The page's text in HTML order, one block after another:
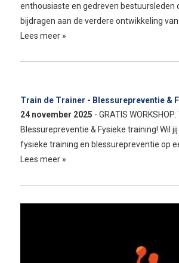
enthousiaste en gedreven bestuursleden
bijdragen aan de verdere ontwikkeling van
Lees meer »
Train de Trainer - Blessurepreventie &
24 november 2025 - GRATIS
Blessurepreventie & Fysieke training! Wil
fysieke training en blessurepreventie op
Lees meer »